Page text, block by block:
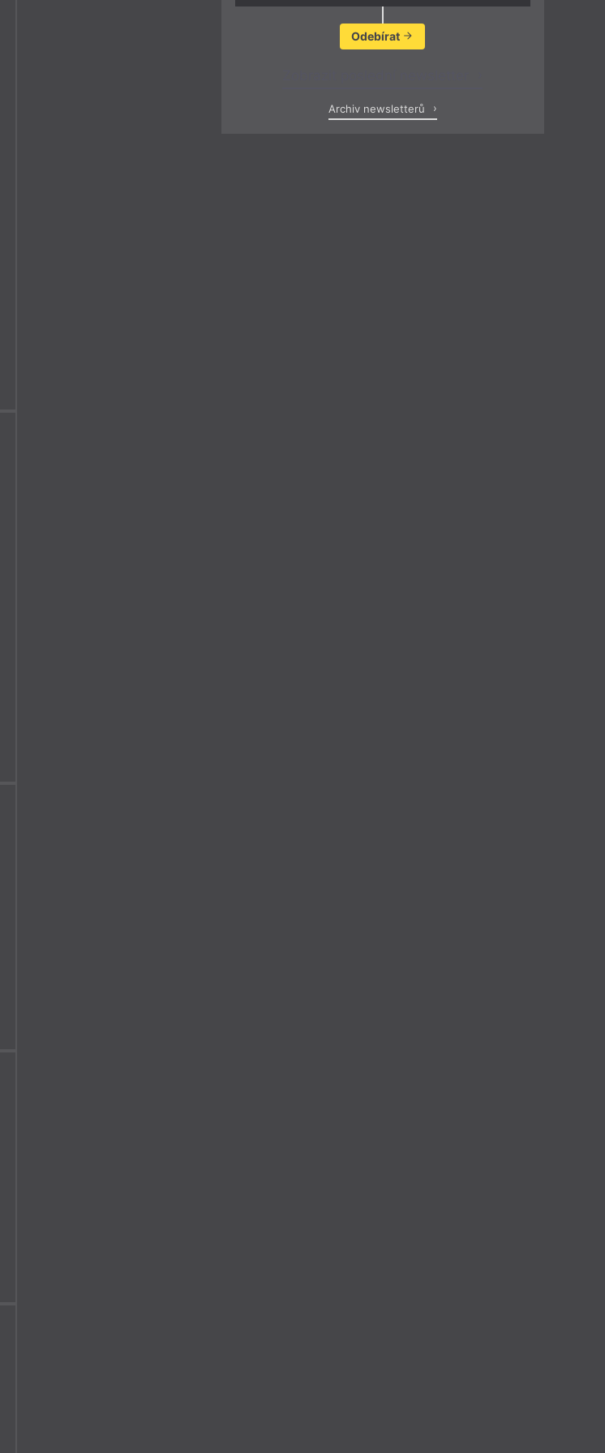
Odebírat
Archiv newsletterů